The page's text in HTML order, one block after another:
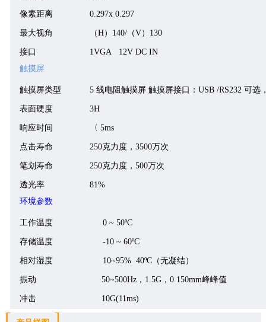
像素距离 0.297x 0.297
最大视角 （H） 140/ （V） 130
接口
1VGA 12V DC IN
触摸屏
触摸屏类型 5线电阻触摸屏 触摸屏接口：USB /RS232 可选
表面硬度 3H
响应时间 〈 5ms
点击寿命 250克力度，3500万次
笔划寿命 250克力度，500万次
透光率
81%
环境参数
工作温度 0 ~ 50ºC
存储温度 -10 ~ 60ºC
相对湿度 10~95% 40ºC（无凝结）
振动 50~500Hz，1.5G，0. 150mm峰峰值
冲击 10G(11ms)